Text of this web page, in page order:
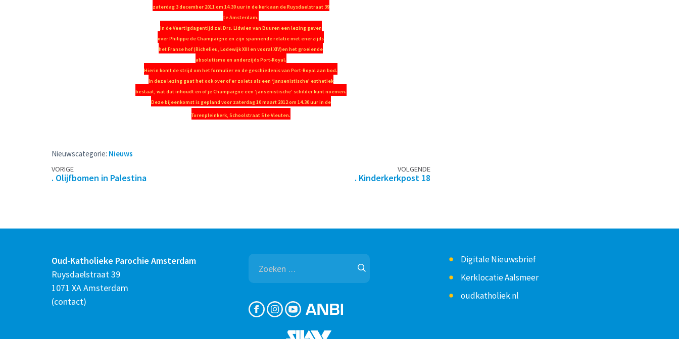
zaterdag 3 december 2011 om 14.30 uur in de kerk aan de Ruysdaelstraat 39
te Amsterdam.
In de Veertigdagentijd zal Drs. Lidwien van Buuren een lezing geven
over Philippe de Champaigne en zijn spannende relatie met enerzijds
het Franse hof (Richelieu, Lodewijk XIII en vooral XIV)en het groeiende
absolutisme en anderzijds Port-Royal.
Hierin komt de strijd om het formulier en de geschiedenis van Port-Royal aan bod.
In deze lezing gaat het ook over of er zoiets als een ‘jansenistische’ esthetiek
bestaat, wat dat inhoudt en of je Champaigne een ‘jansenistische’ schilder kunt noemen.
Deze bijeenkomst is gepland voor zaterdag 10 maart 2012 om 14.30 uur in de
Torenpleinkerk, Schoolstraat 5 te Vleuten.
Nieuwscategorie: Nieuws
Berichtennavigatie
VORIGE
. Olijfbomen in Palestina
VOLGENDE
. Kinderkerkpost 18
Oud-Katholieke Parochie Amsterdam
Ruysdaelstraat 39
1071 XA Amsterdam
(contact)
Zoeken
naar:
Digitale Nieuwsbrief
Kerklocatie Aalsmeer
oudkatholiek.nl